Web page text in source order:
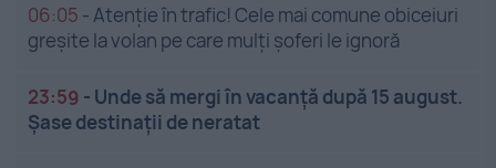
06:05 - Atenție în trafic! Cele mai comune obiceiuri
greșite la volan pe care mulți șoferi le ignoră
23:59 - Unde să mergi în vacanță după 15 august.
Șase destinații de neratat